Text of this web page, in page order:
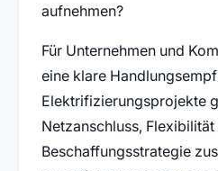
aufnehmen?
Für Unternehmen und
eine klare
Elektrifizierungsprojekte
Netzanschluss, Flexibilität
Beschaffungsstrategie